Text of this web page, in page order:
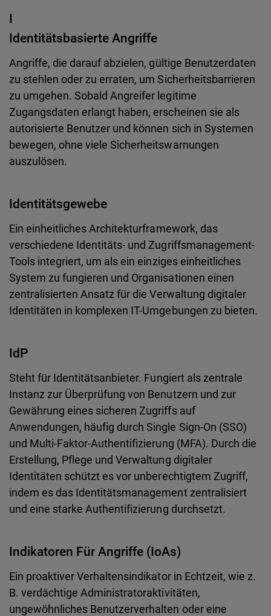
I
Identitätsbasierte Angriffe
Angriffe, die darauf abzielen, gültige Benutzerdaten
zu stehlen oder zu erraten, um Sicherheitsbarrieren
zu umgehen. Sobald Angreifer legitime
Zugangsdaten erlangt haben, erscheinen sie als
autorisierte Benutzer und können sich in Systemen
bewegen, ohne viele Sicherheitswarnungen
auszulösen.
Identitätsgewebe
Ein einheitliches Architekturframework, das
verschiedene Identitäts- und Zugriffsmanagement-
Tools integriert, um als ein einziges einheitliches
System zu fungieren und Organisationen einen
zentralisierten Ansatz für die Verwaltung digitaler
Identitäten in komplexen IT-Umgebungen zu bieten.
IdP
Steht für Identitätsanbieter. Fungiert als zentrale
Instanz zur Überprüfung von Benutzern und zur
Gewährung eines sicheren Zugriffs auf
Anwendungen, häufig durch Single Sign-On (SSO)
und Multi-Faktor-Authentifizierung (MFA). Durch die
Erstellung, Pflege und Verwaltung digitaler
Identitäten schützt es vor unberechtigtem Zugriff,
indem es das Identitätsmanagement zentralisiert
und eine starke Authentifizierung durchsetzt.
Indikatoren Für Angriffe (IoAs)
Ein proaktiver Verhaltensindikator in Echtzeit, wie z.
B. verdächtige Administratoraktivitäten,
ungewöhnliches Benutzerverhalten oder eine